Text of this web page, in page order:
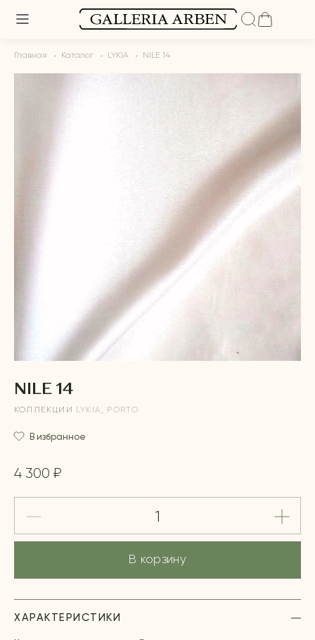
Главная Каталог LYKIA NILE 14
NILE 14
КОЛЛЕКЦИИ LYKIA , PORTO
В избранное
4 300 ₽
В корзину
ХАРАКТЕРИСТИКИ